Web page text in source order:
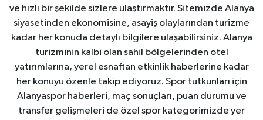
ve hızlı bir şekilde sizlere ulaştırmaktır. Sitemizde Alanya
siyasetinden ekonomisine, asayiş olaylarından turizme
kadar her konuda detaylı bilgilere ulaşabilirsiniz. Alanya
turizminin kalbi olan sahil bölgelerinden otel
yatırımlarına, yerel esnaftan etkinlik haberlerine kadar
her konuyu özenle takip ediyoruz. Spor tutkunları için
Alanyaspor haberleri, maç sonuçları, puan durumu ve
transfer gelişmeleri de özel spor kategorimizde yer